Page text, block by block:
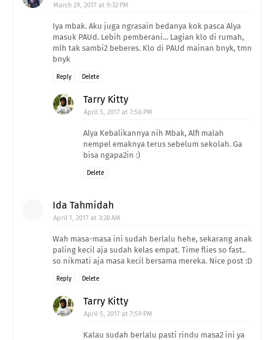
March 29, 2017 at 9:32 PM
Iya mbak. Aku juga ngrasain bedanya kok pasca Alya
masuk PAUd. Lebih pemberani... Lagian klo di rumah,
mlh tak sambi2 beberes. Klo di PAUd mainan bnyk, tmn
bnyk
Reply Delete
Tarry Kitty
April 5, 2017 at 7:56 PM
Alya Kebalikannya nih Mbak, Alfi malah
nempel emaknya terus sebelum sekolah. Ga
bisa ngapa2in :)
Delete
Ida Tahmidah
April 1, 2017 at 3:28 AM
Wah masa-masa ini sudah berlalu hehe, sekarang anak
paling kecil aja sudah kelas empat. Time flies so fast..
so nikmati aja masa kecil bersama mereka. Nice post :D
Reply Delete
Tarry Kitty
April 5, 2017 at 7:59 PM
Kalau sudah berlalu pasti rindu masa2 ini ya